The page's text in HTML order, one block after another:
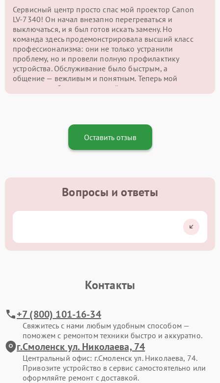
Сервисный центр просто спас мой проектор Canon
LV-7340! Он начал внезапно перегреваться и
выключаться, и я был готов искать замену. Но
команда здесь продемонстрировала высший класс
профессионализма: они не только устранили
проблему, но и провели полную профилактику
устройства. Обслуживание было быстрым, а
общение — вежливым и понятным. Теперь мой
проектор работает как новый, и я с уверенностью
Оставить отзыв
Вопросы и ответы
Контакты
+7 (800) 101-16-34
Свяжитесь с нами любым удобным способом —
поможем с ремонтом техники быстро и аккуратно.
г.Смоленск ул. Николаева, 74
Центральный офис: г.Смоленск ул. Николаева, 74.
Привозите устройство в сервис самостоятельно или
оформляйте ремонт с доставкой.